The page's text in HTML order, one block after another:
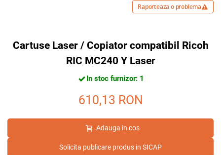
Raporteaza o problema
Cartuse Laser / Copiator compatibil Ricoh
RIC MC240 Y Laser
In stoc furnizor: 1
610,13 RON
Adauga in cos
Solicita publicare produs in SICAP